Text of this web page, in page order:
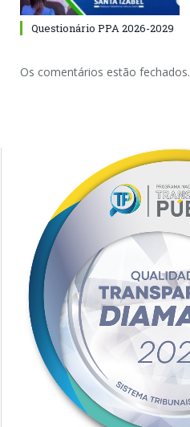
Questionário PPA 2026-2029
Os comentários estão fechados.